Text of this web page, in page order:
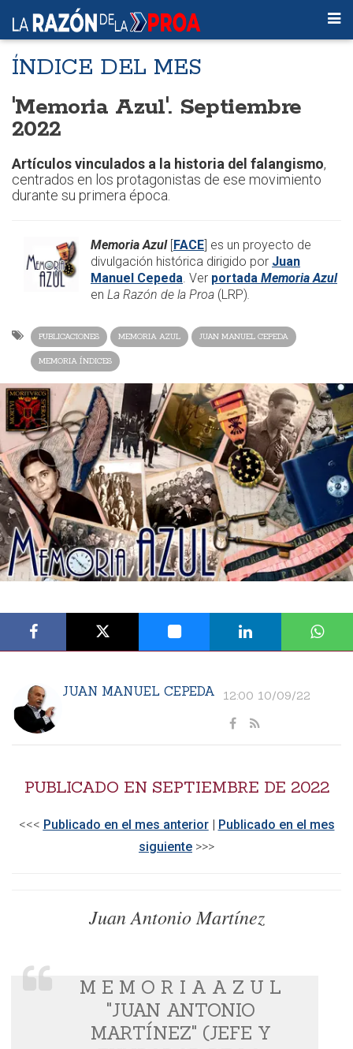
ÍNDICE DEL MES
'Memoria Azul'. Septiembre
2022
Artículos vinculados a la historia del falangismo,
centrados en los protagonistas de ese movimiento
durante su primera época.
Memoria Azul[FACE] es un proyecto de
divulgación histórica dirigido por Juan
Manuel Cepeda. Ver portada Memoria Azul
en La Razón de la Proa (LRP).​
PUBLICACIONES MEMORIA AZUL JUAN MANUEL CEPEDA
MEMORIA ÍNDICES
JUAN MANUEL CEPEDA 12:00 10/09/22
PUBLICADO EN SEPTIEMBRE DE 2022
<<< Publicado en el mes anterior| Publicado en el mes
siguiente >>>​
Juan Antonio Martínez
M E M O R I A A Z U L
"JUAN ANTONIO
MARTÍNEZ" (JEFE Y